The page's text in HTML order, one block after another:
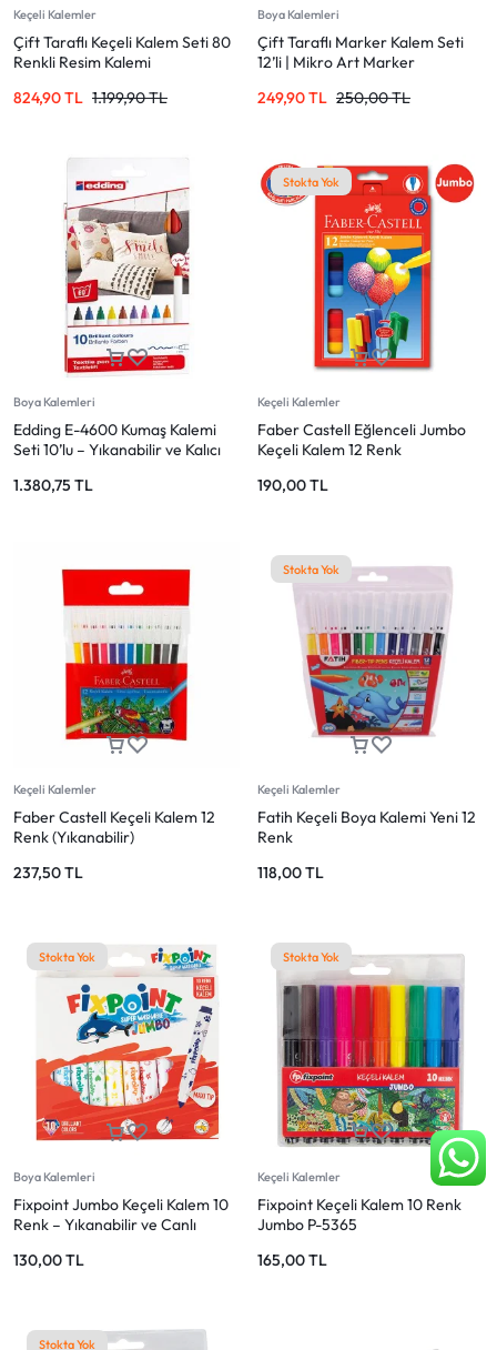
Keçeli Kalemler
Çift Taraflı Keçeli Kalem Seti 80
Renkli Resim Kalemi
1.199,90TL
824,90TL
Boya Kalemleri
Çift Taraflı Marker Kalem Seti
12’li | Mikro Art Marker
250,00TL
249,90TL
Boya Kalemleri
Edding E-4600 Kumaş Kalemi
Seti 10’lu – Yıkanabilir ve Kalıcı
1.380,75 TL
Stokta Yok
Keçeli Kalemler
Faber Castell Eğlenceli Jumbo
Keçeli Kalem 12 Renk
190,00TL
Keçeli Kalemler
Faber Castell Keçeli Kalem 12
Renk (Yıkanabilir)
237,50TL
Stokta Yok
Keçeli Kalemler
Fatih Keçeli Boya Kalemi Yeni 12
Renk
118,00TL
Stokta Yok
Boya Kalemleri
Fixpoint Jumbo Keçeli Kalem 10
Renk – Yıkanabilir ve Canlı
130,00TL
Stokta Yok
Keçeli Kalemler
Fixpoint Keçeli Kalem 10 Renk
Jumbo P-5365
165,00TL
Stokta Yok